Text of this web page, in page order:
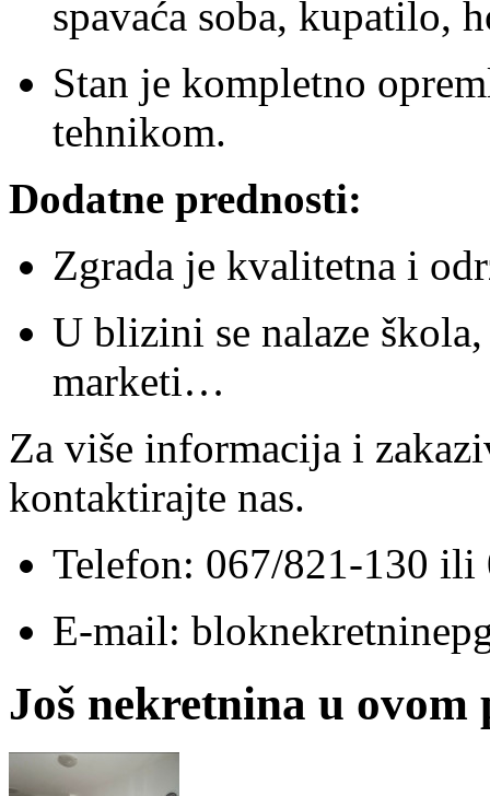
spavaća soba, kupatilo,
Stan je kompletno
tehnikom.
Dodatne prednosti:
Zgrada je kvalitetna i
U blizini se nalaze
marketi…
Za više informacija i
kontaktirajte nas.
Telefon: 067/821-130 ili
E-mail:
Još nekretnina u ovom